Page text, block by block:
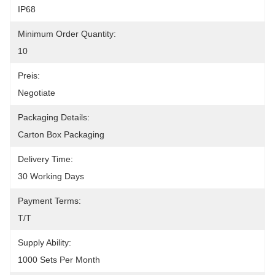
IP68
Minimum Order Quantity:
10
Preis:
Negotiate
Packaging Details:
Carton Box Packaging
Delivery Time:
30 Working Days
Payment Terms:
T/T
Supply Ability:
1000 Sets Per Month